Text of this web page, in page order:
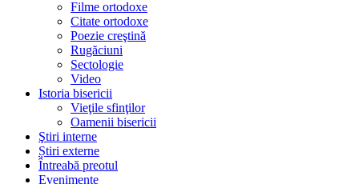
Filme ortodoxe
Citate ortodoxe
Poezie creştină
Rugăciuni
Sectologie
Video
Istoria bisericii
Vieţile sfinţilor
Oamenii bisericii
Ştiri interne
Știri externe
Întreabă preotul
Evenimente